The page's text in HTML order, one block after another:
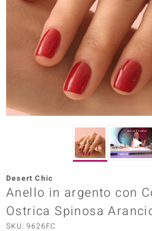
Designs
SELECTION
Paraíso
Desert Chic
Anello in argento con
Ostrica Spinosa
SKU: 9626FC